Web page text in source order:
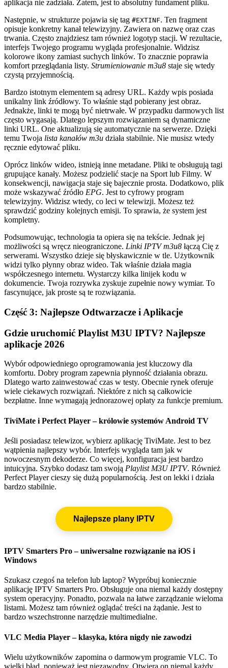
aplikacja nie zadziała. Zatem, jest to absolutny fundament pliku.
Następnie, w strukturze pojawia się tag #EXTINF. Ten fragment
opisuje konkretny kanał telewizyjny. Zawiera on nazwę oraz czas
trwania. Często znajdziesz tam również logotyp stacji. W rezultacie,
interfejs Twojego programu wygląda profesjonalnie. Widzisz
kolorowe ikony zamiast suchych linków. To znacznie poprawia
komfort przeglądania listy. Strumieniowanie m3u8 staje się wtedy
czystą przyjemnością.
Bardzo istotnym elementem są adresy URL. Każdy wpis posiada
unikalny link źródłowy. To właśnie stąd pobierany jest obraz.
Jednakże, linki te mogą być nietrwałe. W przypadku darmowych list
często wygasają. Dlatego lepszym rozwiązaniem są dynamiczne
linki URL. One aktualizują się automatycznie na serwerze. Dzięki
temu Twoja lista kanałów m3u działa stabilnie. Nie musisz wtedy
ręcznie edytować pliku.
Oprócz linków wideo, istnieją inne metadane. Pliki te obsługują tagi
grupujące kanały. Możesz podzielić stacje na Sport lub Filmy. W
konsekwencji, nawigacja staje się bajecznie prosta. Dodatkowo, plik
może wskazywać źródło EPG. Jest to cyfrowy program
telewizyjny. Widzisz wtedy, co leci w telewizji. Możesz też
sprawdzić godziny kolejnych emisji. To sprawia, że system jest
kompletny.
Podsumowując, technologia ta opiera się na tekście. Jednak jej
możliwości są wręcz nieograniczone. Linki IPTV m3u8 łączą Cię z
serwerami. Wszystko dzieje się błyskawicznie w tle. Użytkownik
widzi tylko płynny obraz wideo. Tak właśnie działa magia
współczesnego internetu. Wystarczy kilka linijek kodu w
dokumencie. Twoja rozrywka zyskuje zupełnie nowy wymiar. To
fascynujące, jak proste są te rozwiązania.
Część 3: Najlepsze Odtwarzacze i Aplikacje
Gdzie uruchomić Playlist M3U IPTV? Najlepsze
aplikacje 2026
Wybór odpowiedniego oprogramowania jest kluczowy dla
komfortu. Dobry program zapewnia płynność działania obrazu.
Dlatego warto zainwestować czas w testy. Obecnie rynek oferuje
wiele ciekawych rozwiązań. Niektóre z nich są całkowicie
bezpłatne. Inne wymagają jednorazowej opłaty za funkcje premium.
TiviMate i Perfect Player – królowie systemów Android TV
Jeśli posiadasz telewizor, wybierz aplikację TiviMate. Jest to bez
wątpienia najlepszy wybór. Interfejs wygląda tam jak w
nowoczesnym dekoderze. Co więcej, konfiguracja jest bardzo
intuicyjna. Szybko dodasz tam swoją Playlist M3U IPTV. Również
Perfect Player cieszy się dużą popularnością. Jest on lekki i działa
bardzo stabilnie.
Najlepsze plany IPTV
IPTV Smarters Pro – uniwersalne rozwiązanie na iOS i
Windows
Szukasz czegoś na telefon lub laptop? Wypróbuj koniecznie
aplikację IPTV Smarters Pro. Obsługuje ona niemal każdy dostępny
system operacyjny. Ponadto, pozwala na łatwe zarządzanie wieloma
listami. Możesz tam również oglądać treści na żądanie. Jest to
bardzo wszechstronne narzędzie multimedialne.
VLC Media Player – klasyka, która nigdy nie zawodzi
Wielu użytkowników zapomina o darmowym programie VLC. To
wielki błąd, ponieważ jest niezawodny. Otwiera on niemal każdy